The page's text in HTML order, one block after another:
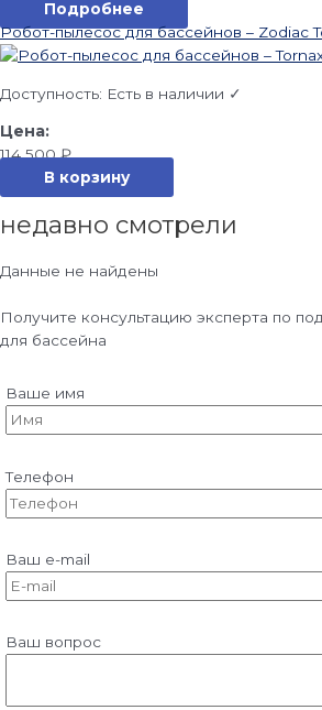
Подробнее
Робот-пылесос для бассейнов – Zodiac
Доступность: Есть в наличии ✓
114 500₽
В корзину
недавно смотрели
Данные не найдены
Получите консультацию эксперта по
для бассейна
Ваше имя
Телефон
Ваш e-mail
Ваш вопрос